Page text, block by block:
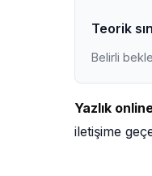
Teorik
Belirli
Yazlık
iletişime